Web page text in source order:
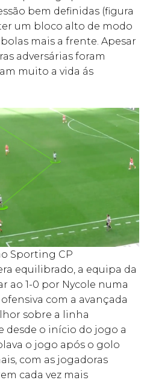
bem definidas (figura
um bloco alto de modo
mais a frente. Apesar
adversárias foram
muito a vida ás
Sporting CP
equilibrado, a equipa da
ao 1-0 por Nycole numa
com a avançada
sobre a linha
desde o início do jogo a
o jogo após o golo
com as jogadoras
cada vez mais